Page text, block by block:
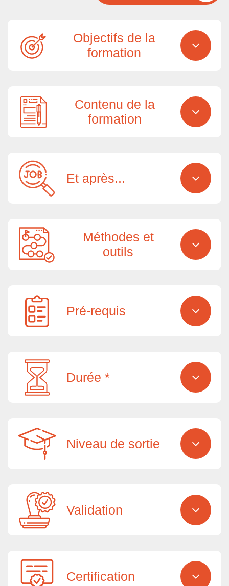
Objectifs de la
formation
Contenu de la
formation
Et après...
Méthodes et
outils
Pré-requis
Durée *
Niveau de sortie
Validation
Certification